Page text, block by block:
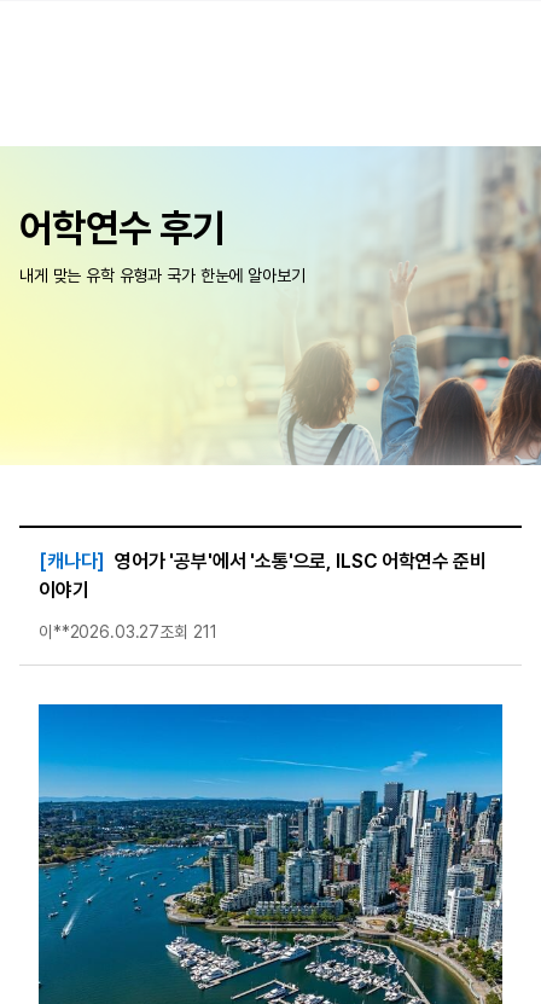
어학연수 후기
내게 맞는 유학 유형과 국가 한눈에 알아보기
[캐나다] 영어가 '공부'에서 '소통'으로, ILSC 어학연수 준비
이야기
이**2026.03.27조회 211